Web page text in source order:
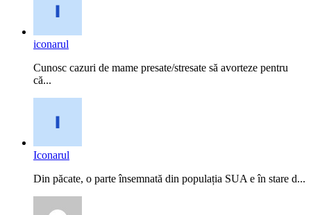
iconarul
Cunosc cazuri de mame presate/stresate să avorteze pentru
că...
Iconarul
Din păcate, o parte însemnată din populația SUA e în stare d...